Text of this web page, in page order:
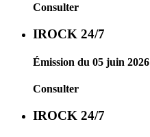
Consulter
IROCK 24/7
Émission du 05 juin 2026
Consulter
IROCK 24/7